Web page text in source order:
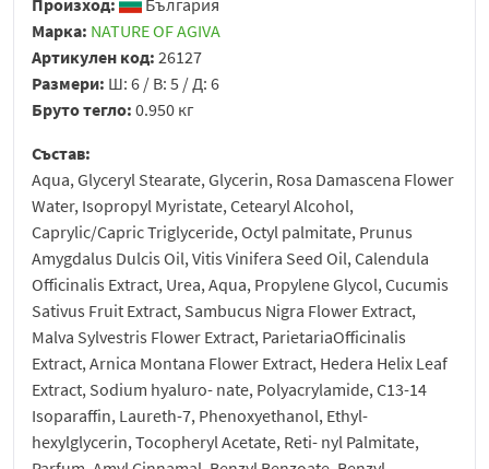
Произход:
България
Марка: NATURE OF AGIVA
Артикулен код: 26127
Размери: Ш: 6 / В: 5 / Д: 6
Бруто тегло: 0.950 кг
Състав:
Aqua, Glyceryl Stearate, Glycerin, Rosa Damascena Flower
Water, Isopropyl Myristate, Cetearyl Alcohol,
Caprylic/Capric Triglyceride, Octyl palmitate, Prunus
Amygdalus Dulcis Oil, Vitis Vinifera Seed Oil, Calendula
Officinalis Extract, Urea, Aqua, Propylene Glycol, Cucumis
Sativus Fruit Extract, Sambucus Nigra Flower Extract,
Malva Sylvestris Flower Extract, ParietariaOfficinalis
Extract, Arnica Montana Flower Extract, Hedera Helix Leaf
Extract, Sodium hyaluro- nate, Polyacrylamide, C13-14
Isoparaffin, Laureth-7, Phenoxyethanol, Ethyl-
hexylglycerin, Tocopheryl Acetate, Reti- nyl Palmitate,